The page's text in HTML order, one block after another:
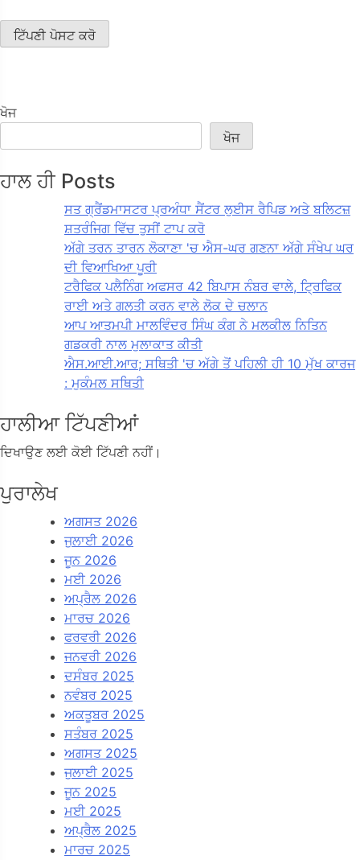
ਖੋਜ
ਖੋਜ
ਹਾਲ ਹੀ Posts
ਸਤ ਗ੍ਰੈਂਡਮਾਸਟਰ ਪ੍ਰਅੰਧਾ ਸੈਂਟਰ ਲੁਈਸ ਰੈਪਿਡ ਅਤੇ ਬਲਿਟਜ਼
ਸ਼ਤਰੰਜਿਗ ਵਿੱਚ ਤੁਸੀਂ ਟਾਪ ਕਰੋ
ਅੱਗੇ ਤਰਨ ਤਾਰਨ ਲੋਕਾਣਾ 'ਚ ਐਸ-ਘਰ ਗਣਨਾ ਅੱਗੇ ਸੰਖੇਪ ਘਰ
ਦੀ ਵਿਆਖਿਆ ਪੂਰੀ
ਟਰੈਫਿਕ ਪਲੈਨਿੰਗ ਅਫਸਰ 42 ਬਿਪਾਸ ਨੰਬਰ ਵਾਲੇ, ਟ੍ਰਿਫਿਕ
ਰਾਈ ਅਤੇ ਗਲਤੀ ਕਰਨ ਵਾਲੇ ਲੋਕ ਦੇ ਚਲਾਨ
ਆਪ ਆਤਮਪੀ ਮਾਲਵਿੰਦਰ ਸਿੰਘ ਕੰਗ ਨੇ ਮਲਕੀਲ ਨਿਤਿਨ
ਗਡਕਰੀ ਨਾਲ ਮੁਲਾਕਾਤ ਕੀਤੀ
ਐਸ.ਆਈ.ਆਰ; ਸਥਿਤੀ 'ਚ ਅੱਗੇ ਤੋਂ ਪਹਿਲੀ ਹੀ 10 ਮੁੱਖ ਕਾਰਜ
: ਮੁਕੰਮਲ ਸਥਿਤੀ
ਹਾਲੀਆ ਟਿੱਪਣੀਆਂ
ਦਿਖਾਉਣ ਲਈ ਕੋਈ ਟਿੱਪਣੀ ਨਹੀਂ।
ਪੁਰਾਲੇਖ
ਅਗਸਤ 2026
ਜੁਲਾਈ 2026
ਜੂਨ 2026
ਮਈ 2026
ਅਪ੍ਰੈਲ 2026
ਮਾਰਚ 2026
ਫਰਵਰੀ 2026
ਜਨਵਰੀ 2026
ਦਸੰਬਰ 2025
ਨਵੰਬਰ 2025
ਅਕਤੂਬਰ 2025
ਸਤੰਬਰ 2025
ਅਗਸਤ 2025
ਜੁਲਾਈ 2025
ਜੂਨ 2025
ਮਈ 2025
ਅਪ੍ਰੈਲ 2025
ਮਾਰਚ 2025